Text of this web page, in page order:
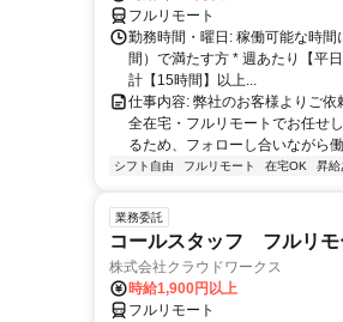
フルリモート
勤務時間・曜日: 稼働可能な時
間）で満たす方 * 週あたり【平
計【15時間】以上...
仕事内容: 弊社のお客様よりご
全在宅・フルリモートでお任せ
るため、フォローし合いながら
シフト自由 フルリモート 在宅OK 昇給
業務委託
コールスタッフ フルリ
株式会社クラウドワークス
時給1,900円以上
フルリモート